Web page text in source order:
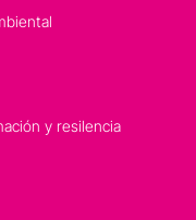
y resilencia